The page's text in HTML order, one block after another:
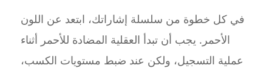
في كل خطوة من سلسلة إشاراتك، ابتعد عن اللون
الأحمر. يجب أن تبدأ العقلية المضادة للأحمر أثناء
عملية التسجيل، ولكن عند ضبط مستويات الكسب،